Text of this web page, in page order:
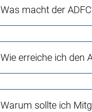
Was macht der
Wie erreiche ich den
Warum sollte ich